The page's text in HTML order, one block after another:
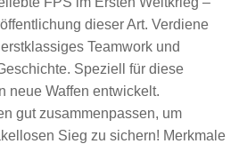
dieser Art. Verdiene
Teamwork und
Speziell für diese
neue Waffen entwickelt.
gut zusammenpassen, um
Sieg zu sichern! Merkmale